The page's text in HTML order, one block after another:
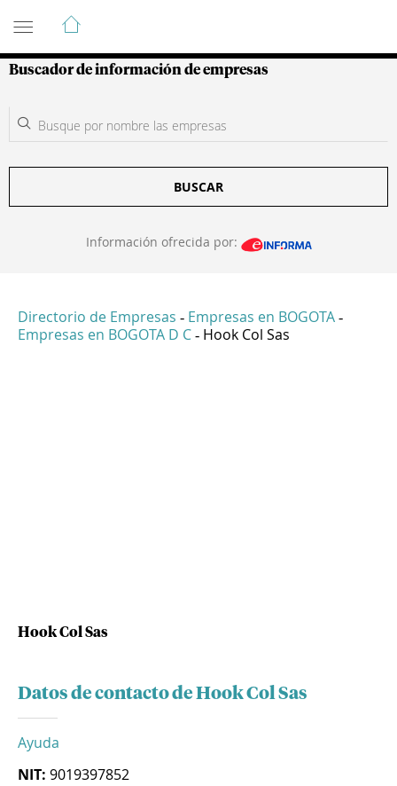
Guía de Empresas Colombianas
Buscador de información de empresas
BUSCAR
Información ofrecida por:
Directorio de Empresas - Empresas en BOGOTA -
Empresas en BOGOTA D C - Hook Col Sas
Hook Col Sas
Datos de contacto de Hook Col Sas
Ayuda
NIT: 9019397852